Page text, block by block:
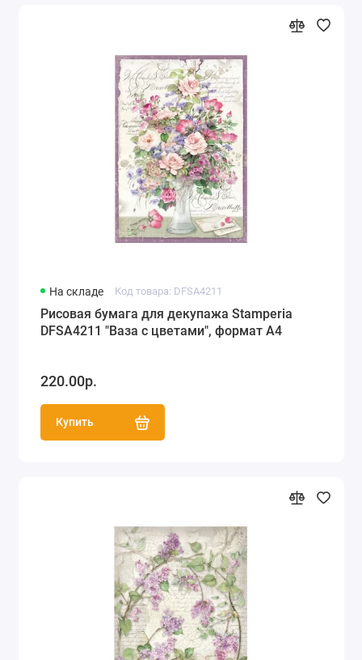
На складе Код товара: DFSA4211
Рисовая бумага для декупажа Stamperia
DFSA4211 "Ваза с цветами", формат А4
220.00р.
Купить